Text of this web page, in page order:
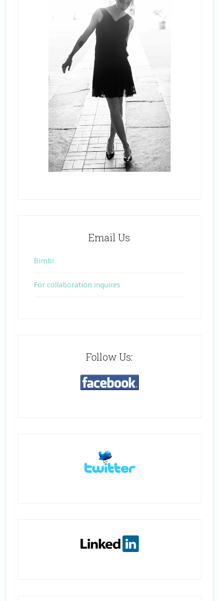
Email Us
Bimbi
For collaboration inquires
Follow Us: